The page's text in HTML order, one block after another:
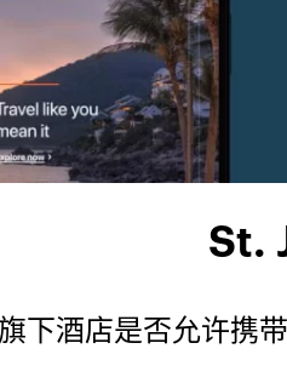
St.
下酒店是否允许携